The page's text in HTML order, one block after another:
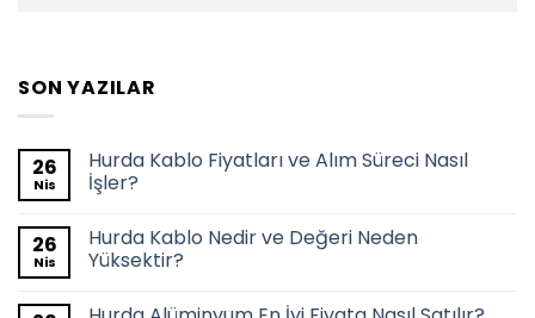
SON YAZILAR
26
Nis
Hurda Kablo Fiyatları ve Alım Süreci Nasıl
İşler?
26
Nis
Hurda Kablo Nedir ve Değeri Neden
Yüksektir?